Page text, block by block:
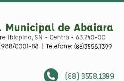
(88) 3558.1399